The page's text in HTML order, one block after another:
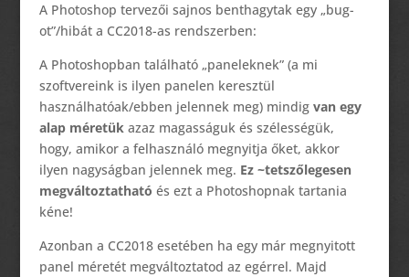
A Photoshop tervezői sajnos benthagytak egy „bug-
ot”/hibát a CC2018-as rendszerben:
A Photoshopban található „paneleknek” (a mi
szoftvereink is ilyen panelen keresztül
használhatóak/ebben jelennek meg) mindig van egy
alap méretükazaz magasságuk és szélességük,
hogy, amikor a felhasználó megnyitja őket, akkor
ilyen nagyságban jelennek meg. Ez ~tetszőlegesen
megváltoztatható és ezt a Photoshopnak tartania
kéne!
Azonban a CC2018 esetében ha egy már megnyitott
panel méretét megváltoztatod az egérrel. Majd